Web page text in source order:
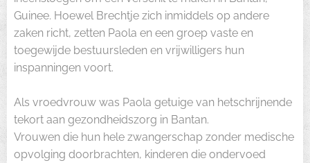
Guinee. Hoewel Brechtje zich inmiddels op andere
zaken richt, zetten Paola en een groep vaste en
toegewijde bestuursleden en vrijwilligers hun
inspanningen voort.
Als vroedvrouw was Paola getuige van hetschrijnende
tekort aan gezondheidszorg in Bantan.
Vrouwen die hun hele zwangerschap zonder medische
opvolging doorbrachten, kinderen die ondervoed